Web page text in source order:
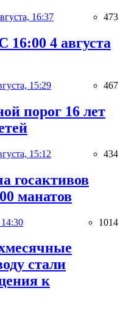
16:37 473
16:00 4 августа
15:29 467
порог 16 лет
15:12 434
госактивов
манатов
14:30 1014
стали
к